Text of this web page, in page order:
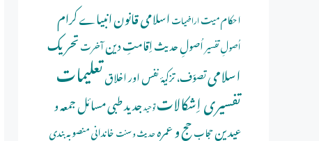
احکام میتاراضیاتاسلامی قانونانبیاے کرام
اُصولِ تفسیراُصولِ حدیثاِقامتِ دینآخرتتحریک
اسلامیتصوّف، تزکیۂ نفس اور اخلاقتعلیمات
تفسیری اِشکالاتتوحیدجدید طبی مسائلجمعہ و
عیدینحجابحج و عمرہحدیث و سنتخاندانی منصوبہ بندی